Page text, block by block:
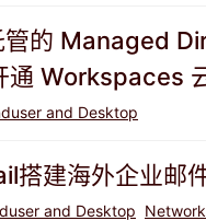
管的 Managed
通 Workspaces
and Desktop
搭建海外企业邮
and Desktop